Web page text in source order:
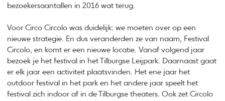
bezoekersaantallen in 2016 wat terug.
Voor Circo Circolo was duidelijk: we moeten over op een
nieuwe strategie. En dus veranderden ze van naam, Festival
Circolo, en komt er een nieuwe locatie. Vanaf volgend jaar
bezoek je het festival in het Tilburgse Leijpark. Daarnaast gaat
er elk jaar een activiteit plaatsvinden. Het ene jaar het
outdoor festival in het park en het andere jaar speelt het
festival zich indoor af in de Tilburgse theaters. Ook zet Circolo